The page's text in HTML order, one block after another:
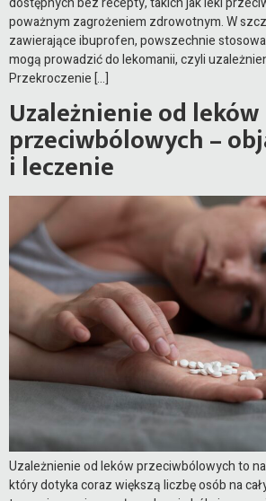
poważnym zagrożeniem zdrowotnym. W
zawierające ibuprofen, powszechnie
mogą prowadzić do lekomanii, czyli
Przekroczenie […]
Uzależnienie od leków
przeciwbólowych –
i leczenie
Uzależnienie od leków przeciwbólowych to
który dotyka coraz większą liczbę osób na